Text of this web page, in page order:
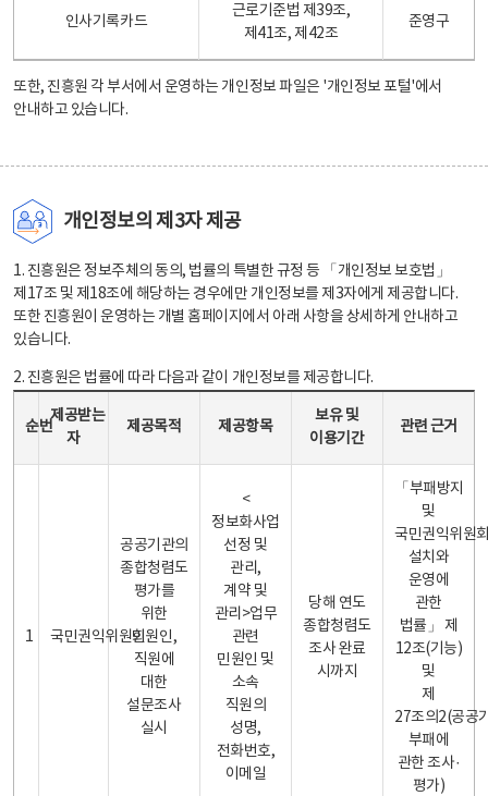
인사기록카드
근로기준법 제39조,
제41조, 제42조
준영구
또한, 진흥원 각 부서에서 운영하는 개인정보 파일은 '개인정보 포털'에서
안내하고 있습니다.
개인정보의 제3자 제공
1. 진흥원은 정보주체의 동의, 법률의 특별한 규정 등 「개인정보 보호법」
제17조 및 제18조에 해당하는 경우에만 개인정보를 제3자에게 제공합니다.
또한 진흥원이 운영하는 개별 홈페이지에서 아래 사항을 상세하게 안내하고
있습니다.
2. 진흥원은 법률에 따라 다음과 같이 개인정보를 제공합니다.
순번
제공받는
자
제공목적 제공항목
보유 및
이용기간
관련 근거
1 국민권익위원회
공공기관의
종합청렴도
평가를
위한
민원인,
직원에
대한
설문조사
실시
<
정보화사업
선정 및
관리,
계약 및
관리>업무
관련
민원인 및
소속
직원의
성명,
전화번호,
이메일
당해 연도
종합청렴도
조사 완료
시까지
「부패방지
및
국민권익위원
설치와
운영에
관한
법률」 제
12조(기능)
및
제
27조의2(공공
부패에
관한 조사·
평가)